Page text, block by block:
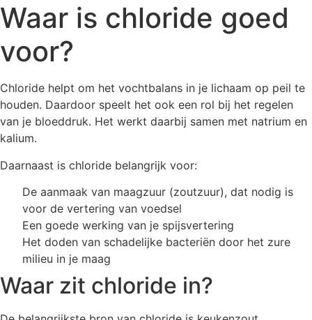
Waar is chloride goed
voor?
Chloride helpt om het vochtbalans in je lichaam op peil te
houden. Daardoor speelt het ook een rol bij het regelen
van je bloeddruk. Het werkt daarbij samen met natrium en
kalium.
Daarnaast is chloride belangrijk voor:
De aanmaak van maagzuur (zoutzuur), dat nodig is
voor de vertering van voedsel
Een goede werking van je spijsvertering
Het doden van schadelijke bacteriën door het zure
milieu in je maag
Waar zit chloride in?